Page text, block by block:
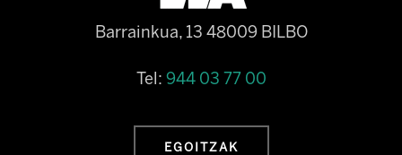
Barrainkua, 13 48009 BILBO
Tel: 944 03 77 00
EGOITZAK